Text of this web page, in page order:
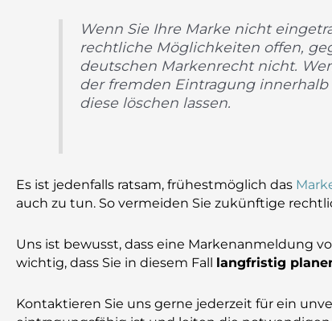
Wenn Sie Ihre Marke nicht
rechtliche Möglichkeiten offen,
deutschen Markenrecht nicht.
der fremden Eintragung innerhalb
diese löschen lassen.
Es ist jedenfalls ratsam, frühestmöglich das
auch zu tun. So vermeiden Sie zukünftige
Uns ist bewusst, dass eine Markenanmeldung
wichtig, dass Sie in diesem Fall langfristig
Kontaktieren Sie uns gerne jederzeit für ein